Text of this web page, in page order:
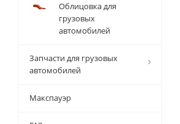
Облицовка для
грузовых
автомобилей
Запчасти для грузовых
автомобилей
Макспауэр